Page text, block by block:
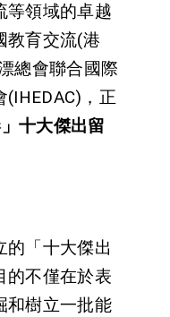
等領域的卓越
教育交流(港
總會聯合國際
，正
」十大傑出留
的「十大傑出
的不僅在於表
和樹立一批能